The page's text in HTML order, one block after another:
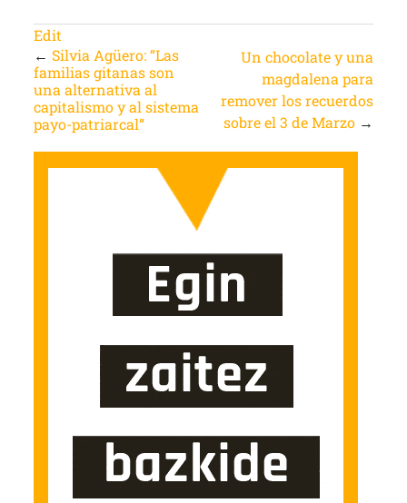
Edit
← Silvia Agüero: “Las
familias gitanas son
una alternativa al
capitalismo y al sistema
payo-patriarcal”
Un chocolate y una
magdalena para
remover los recuerdos
sobre el 3 de Marzo →